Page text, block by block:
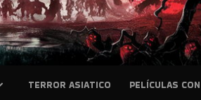
TERROR ASIATICO PELÍCULAS